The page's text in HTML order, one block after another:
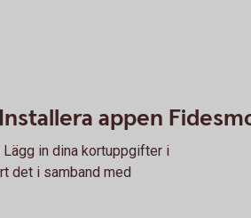
appen
in dina kortuppgifter i
det i samband med